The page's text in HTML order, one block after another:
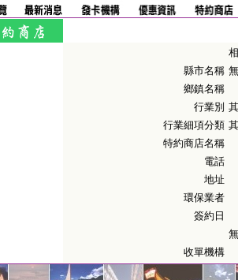
縣市名稱 無
鄉鎮名稱
行業別
行業細項分類
特約商店名稱
電話
地址
環保業者
簽約日
無
收單機構